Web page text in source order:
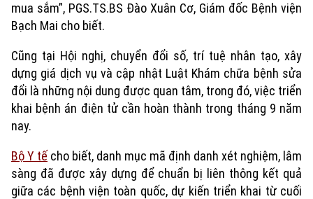
mua sắm”, PGS.TS.BS Đào Xuân Cơ, Giám đốc Bệnh viện
Bạch Mai cho biết.
Cũng tại Hội nghị, chuyển đổi số, trí tuệ nhân tạo, xây
dựng giá dịch vụ và cập nhật Luật Khám chữa bệnh sửa
đổi là những nội dung được quan tâm, trong đó, việc triển
khai bệnh án điện tử cần hoàn thành trong tháng 9 năm
nay.
Bộ Y tế cho biết, danh mục mã định danh xét nghiệm, lâm
sàng đã được xây dựng để chuẩn bị liên thông kết quả
giữa các bệnh viện toàn quốc, dự kiến triển khai từ cuối